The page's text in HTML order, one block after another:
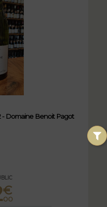
- Domaine Benoit Pagot
€
00